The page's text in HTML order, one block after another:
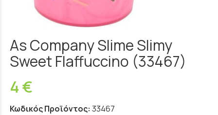
As Company Slime Slimy
Sweet Flaffuccino (33467)
4 €
Κωδικός Προϊόντος: 33467